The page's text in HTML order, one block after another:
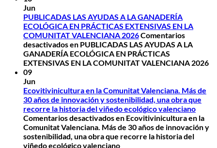
Jun
PUBLICADAS LAS AYUDAS A LA GANADERÍA
ECOLÓGICA EN PRÁCTICAS EXTENSIVAS EN LA
COMUNITAT VALENCIANA 2026Comentarios
desactivadosen PUBLICADAS LAS AYUDAS A LA
GANADERÍA ECOLÓGICA EN PRÁCTICAS
EXTENSIVAS EN LA COMUNITAT VALENCIANA 2026
09
Jun
Ecovitivinicultura en la Comunitat Valenciana. Más de
30 años de innovación y sostenibilidad, una obra que
recorre la historia del viñedo ecológico valenciano
Comentarios desactivadosen Ecovitivinicultura en la
Comunitat Valenciana. Más de 30 años de innovación y
sostenibilidad, una obra que recorre la historia del
viñedo ecológico valenciano